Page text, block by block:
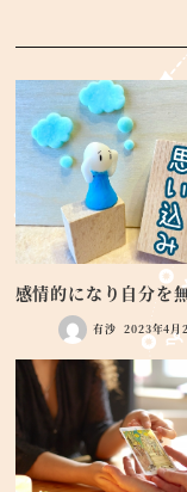
感情的になり自分を
有沙 2023年4月